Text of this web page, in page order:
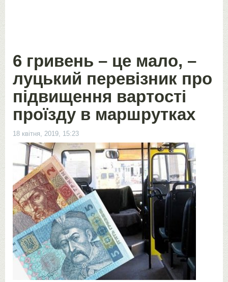
6 гривень – це мало, –
луцький перевізник про
підвищення вартості
проїзду в маршрутках
18 квітня, 2019, 15:23